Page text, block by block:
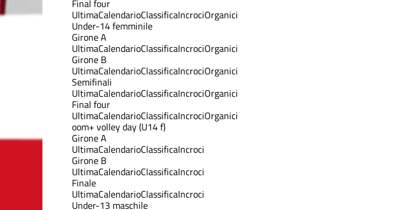
Final four
UltimaCalendarioClassificaIncrociOrganici
Under-14 femminile
Girone A
UltimaCalendarioClassificaIncrociOrganici
Girone B
UltimaCalendarioClassificaIncrociOrganici
Semifinali
UltimaCalendarioClassificaIncrociOrganici
Final four
UltimaCalendarioClassificaIncrociOrganici
oom+ volley day (U14 f)
Girone A
UltimaCalendarioClassificaIncroci
Girone B
UltimaCalendarioClassificaIncroci
Finale
UltimaCalendarioClassificaIncroci
Under-13 maschile